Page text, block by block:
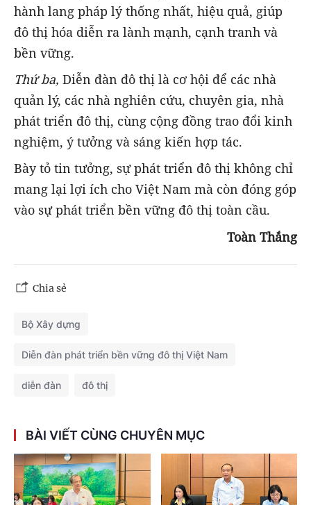
hành lang pháp lý thống nhất, hiệu quả, giúp
đô thị hóa diễn ra lành mạnh, cạnh tranh và
bền vững.
Thứ ba, Diễn đàn đô thị là cơ hội để các nhà
quản lý, các nhà nghiên cứu, chuyên gia, nhà
phát triển đô thị, cùng cộng đồng trao đổi kinh
nghiệm, ý tưởng và sáng kiến hợp tác.
Bày tỏ tin tưởng, sự phát triển đô thị không chỉ
mang lại lợi ích cho Việt Nam mà còn đóng góp
vào sự phát triển bền vững đô thị toàn cầu.
Toàn Thắng
Chia sẻ
Bộ Xây dựng
Diễn đàn phát triển bền vững đô thị Việt Nam
diễn đàn đô thị
BÀI VIẾT CÙNG CHUYÊN MỤC